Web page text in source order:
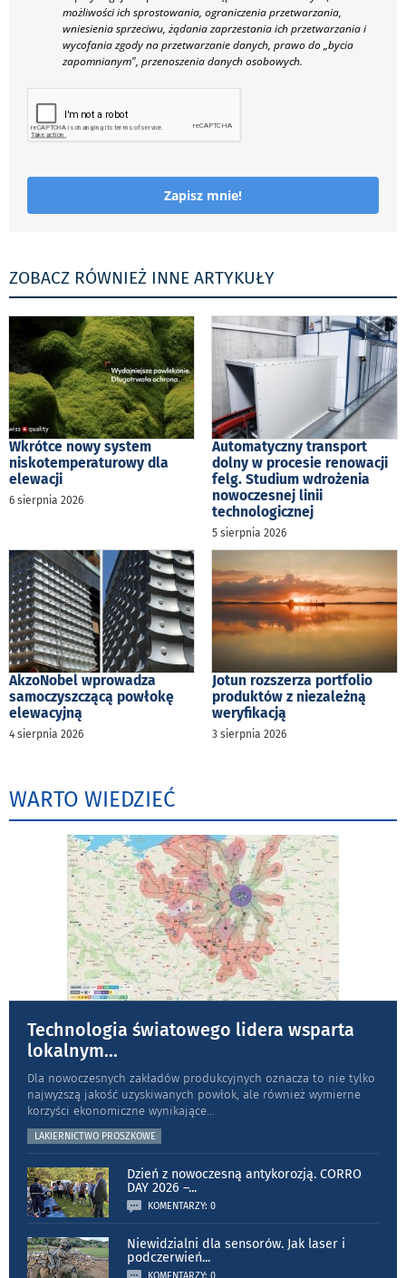
możliwości ich sprostowania, ograniczenia przetwarzania,
wniesienia sprzeciwu, żądania zaprzestania ich przetwarzania i
wycofania zgody na przetwarzanie danych, prawo do „bycia
zapomnianym", przenoszenia danych osobowych.
Zapisz mnie!
ZOBACZ RÓWNIEŻ INNE ARTYKUŁY
Wkrótce nowy system
niskotemperaturowy dla
elewacji
6 sierpnia 2026
Automatyczny transport
dolny w procesie renowacji
felg. Studium wdrożenia
nowoczesnej linii
technologicznej
5 sierpnia 2026
AkzoNobel wprowadza
samoczyszczącą powłokę
elewacyjną
4 sierpnia 2026
Jotun rozszerza portfolio
produktów z niezależną
weryfikacją
3 sierpnia 2026
WARTO WIEDZIEĆ
Technologia światowego lidera wsparta
lokalnym...
Dla nowoczesnych zakładów produkcyjnych oznacza to nie tylko
najwyższą jakość uzyskiwanych powłok, ale również wymierne
korzyści ekonomiczne wynikające...
LAKIERNICTWO PROSZKOWE
Dzień z nowoczesną antykorozją. CORRO
DAY 2026 –...
KOMENTARZY: 0
Niewidzialni dla sensorów. Jak laser i
podczerwień...